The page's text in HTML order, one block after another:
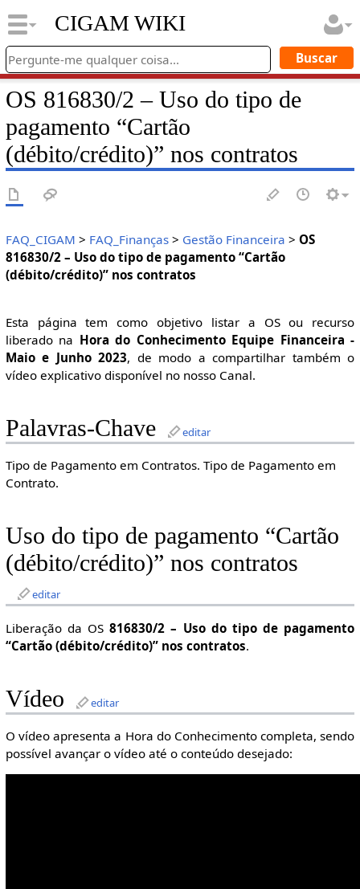
CIGAM WIKI
OS 816830/2 – Uso do tipo de
pagamento “Cartão
(débito/crédito)” nos contratos
FAQ_CIGAM > FAQ_Finanças> Gestão Financeira > OS
816830/2 – Uso do tipo de pagamento “Cartão
(débito/crédito)” nos contratos
Esta página tem como objetivo listar a OS ou recurso
liberado na Hora do Conhecimento Equipe Financeira -
Maio e Junho 2023, de modo a compartilhar também o
vídeo explicativo disponível no nosso Canal.
Palavras-Chave editar
Tipo de Pagamento em Contratos. Tipo de Pagamento em
Contrato.
Uso do tipo de pagamento “Cartão
(débito/crédito)” nos contratos
editar
Liberação da OS816830/2 – Uso do tipo de pagamento
“Cartão (débito/crédito)” nos contratos.
Vídeo editar
O vídeo apresenta a Hora do Conhecimento completa, sendo
possível avançar o vídeo até o conteúdo desejado: